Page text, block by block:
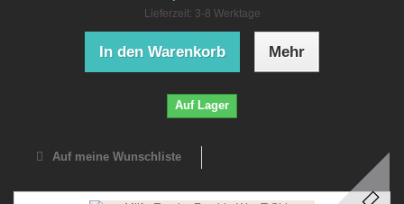
Lieferzeit: 3-8 Werktage
In den Warenkorb Mehr
Auf Lager
Auf meine Wunschliste